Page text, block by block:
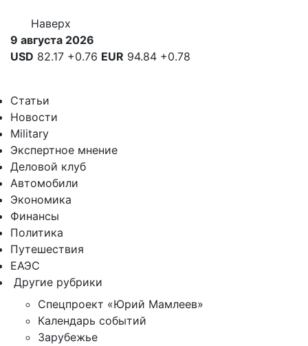
Наверх
9 августа 2026
USD 82.17 +0.76 EUR 94.84 +0.78
Статьи
Новости
Military
Экспертное мнение
Деловой клуб
Автомобили
Экономика
Финансы
Политика
Путешествия
ЕАЭС
Другие рубрики
Спецпроект «Юрий Мамлеев»
Календарь событий
Зарубежье